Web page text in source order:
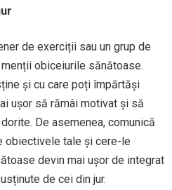
de exerciții sau un grup de
obiceiurile sănătoase.
și cu care poți împărtăși
ușor să rămâi motivat și să
De asemenea, comunică
obiectivele tale și cere-le
devin mai ușor de integrat
de cei din jur.